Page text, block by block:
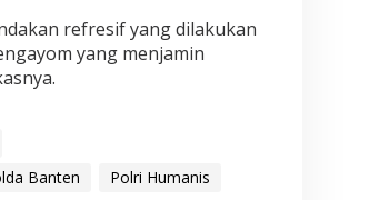
refresif yang dilakukan
yang menjamin
Banten Polri Humanis